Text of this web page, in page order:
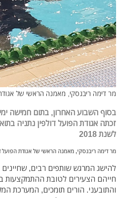
מר דימה ריבנסקי, מאמנה הראשי של
בסוף השבוע האחרון, בתום חמישה ימי
זכתה אגודת הפועל דולפין נתניה
לשנת 2018
מר דימה ריבנסקי, מאמנה הראשי של אגודת הפועל
להישג המרגש שותפים רבים,
חייהם הצעירים לטובת ההתמקצעות
והתובעני. הורים תומכים, המערכת